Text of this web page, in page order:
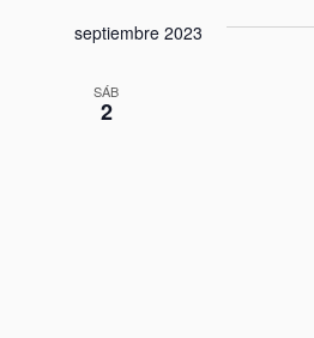
septiembre 2023
SÁB
2